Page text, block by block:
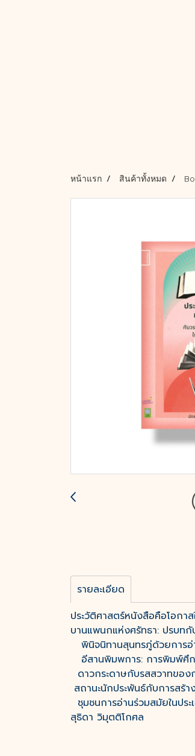
หน้าแรก สินค้าทั้งหมด
รายละเอียด
ประวัติศาสตร์หนังสือคือโอกา
บานแพนกแห่งศรัทธา: ปรบท
พินิจนิทานสุนทรภู่ด้วยการอ่
อีสานพิมพการ: การพิมพ์ศึ
ดาวกระดาษกับรสสวาทข
สถานะนักประพันธ์กับการส
ชุมชนการอ่านร่วมสมัยในปร
สุธิดา วิมุตติโกศล